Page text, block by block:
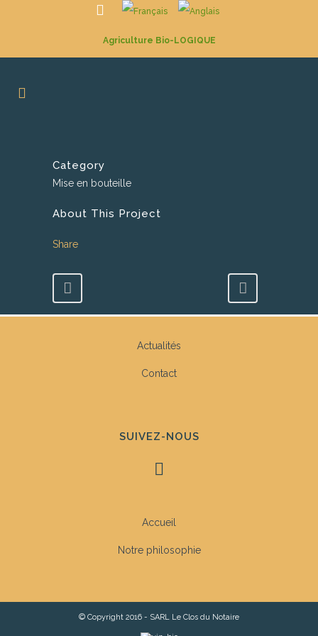
Agriculture Bio-LOGIQUE
Category
Mise en bouteille
About This Project
Share
Actualités
Contact
SUIVEZ-NOUS
Accueil
Notre philosophie
© Copyright 2016 - SARL Le Clos du Notaire